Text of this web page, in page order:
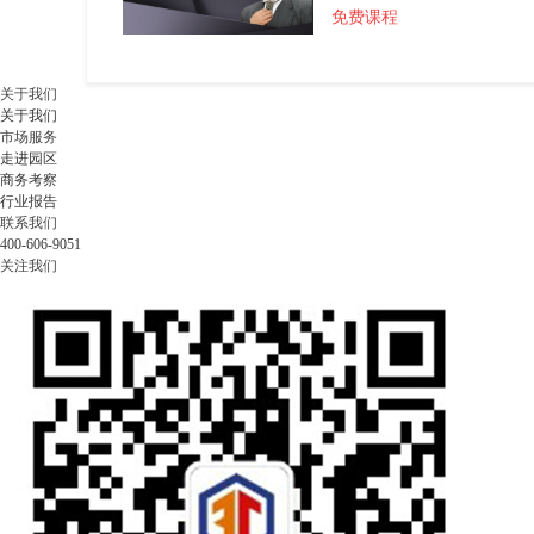
免费课程
关于我们
关于我们
市场服务
走进园区
商务考察
行业报告
联系我们
400-606-9051
关注我们